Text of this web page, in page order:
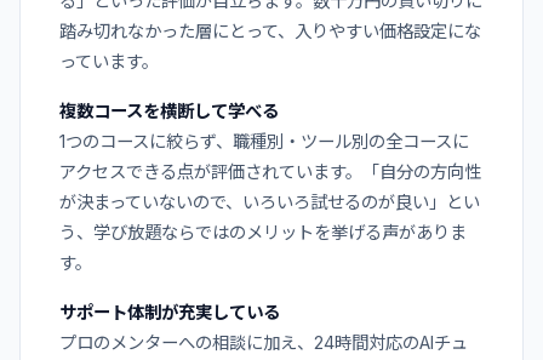
踏み切れなかった層にとって、入りやすい価格設定にな
っています。
複数コースを横断して学べる
1つのコースに絞らず、職種別・ツール別の全コースに
アクセスできる点が評価されています。「自分の方向性
が決まっていないので、いろいろ試せるのが良い」とい
う、学び放題ならではのメリットを挙げる声がありま
す。
サポート体制が充実している
プロのメンターへの相談に加え、24時間対応のAIチュ